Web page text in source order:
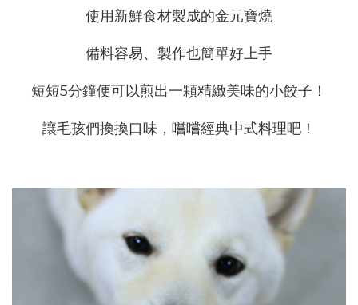
使用新鮮食材製成的金元寶燒
備料容易、製作也簡單好上手
短短5分鐘便可以煎出一顆精緻美味的小餃子！
讓毛孩們換換口味，嚐嚐經典中式料理吧！